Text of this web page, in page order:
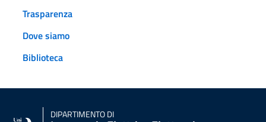
Trasparenza
Dove siamo
Biblioteca
DIPARTIMENTO DI